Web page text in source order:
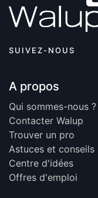
SUIVEZ-NOUS
A propos
Qui sommes-nous ?
Contacter Walup
Trouver un pro
Astuces et conseils
Centre d'idées
Offres d'emploi